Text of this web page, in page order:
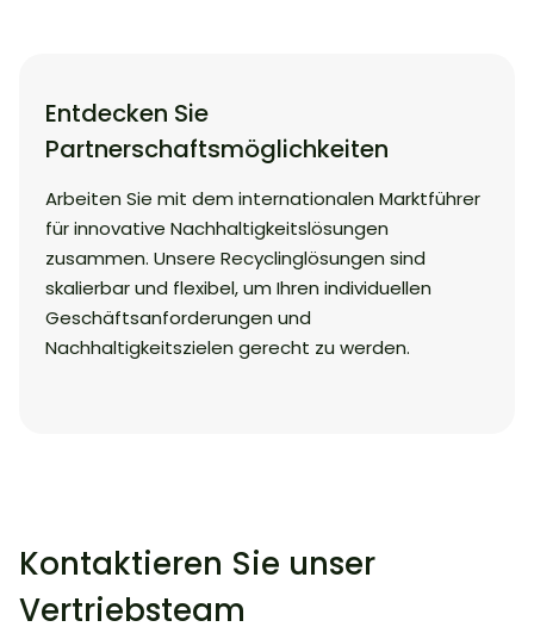
Entdecken Sie
Partnerschaftsmöglichkeiten
Arbeiten Sie mit dem internationalen Marktführer
für innovative Nachhaltigkeitslösungen
zusammen. Unsere Recyclinglösungen sind
skalierbar und flexibel, um Ihren individuellen
Geschäftsanforderungen und
Nachhaltigkeitszielen gerecht zu werden.
Kontaktieren Sie unser
Vertriebsteam